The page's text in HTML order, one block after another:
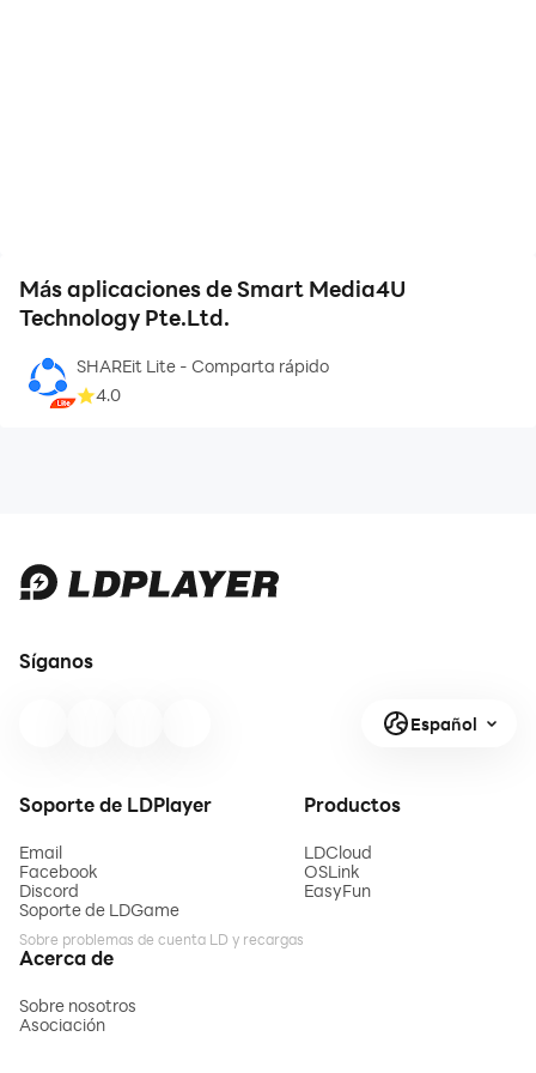
Más aplicaciones de Smart Media4U
Technology Pte.Ltd.
SHAREit Lite - Comparta rápido
4.0
Síganos
Español
Soporte de LDPlayer
Email
Facebook
Discord
Soporte de LDGame
Sobre problemas de cuenta LD y recargas
Productos
LDCloud
OSLink
EasyFun
Acerca de
Sobre nosotros
Asociación